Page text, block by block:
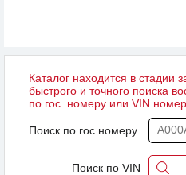
Каталог находится в стадии
быстрого и точного поиска
по гос. номеру или VIN
Поиск по гос.номеру
Поиск по VIN